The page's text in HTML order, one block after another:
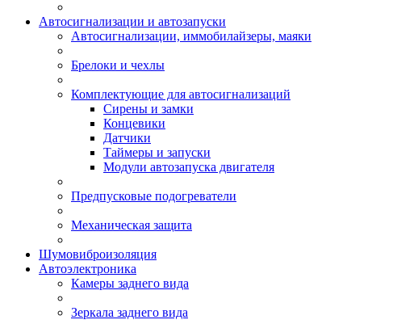
Автосигнализации и автозапуски
Автосигнализации, иммобилайзеры, маяки
Брелоки и чехлы
Комплектующие для автосигнализаций
Сирены и замки
Концевики
Датчики
Таймеры и запуски
Модули автозапуска двигателя
Предпусковые подогреватели
Механическая защита
Шумовиброизоляция
Автоэлектроника
Камеры заднего вида
Зеркала заднего вида